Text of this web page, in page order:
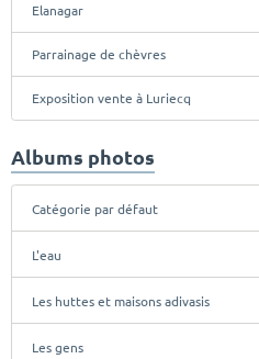
Elanagar
Parrainage de chèvres
Exposition vente à Luriecq
Albums photos
Catégorie par défaut
L'eau
Les huttes et maisons adivasis
Les gens